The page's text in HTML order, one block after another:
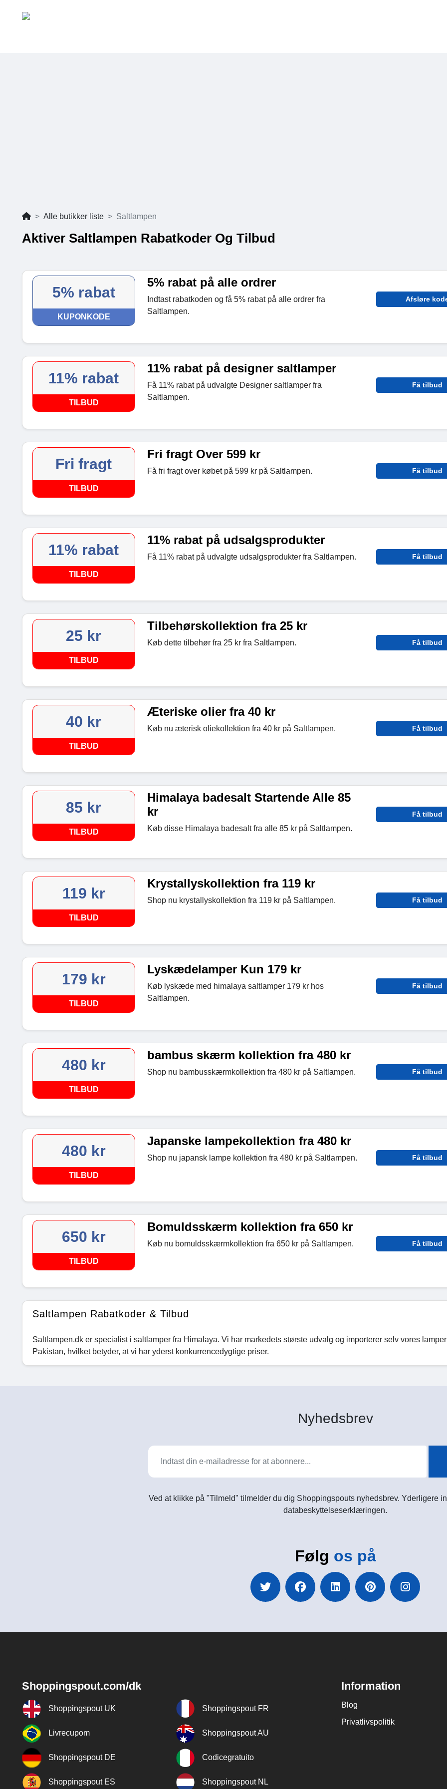
Alle butikker liste Saltlampen
Aktiver Saltlampen Rabatkoder Og Tilbud
5% rabat
KUPONKODE
5% rabat på alle ordrer
Indtast rabatkoden og få 5% rabat på alle ordrer fra
Saltlampen.
Afsløre
11% rabat
TILBUD
11% rabat på designer saltlamper
Få 11% rabat på udvalgte Designer saltlamper fra
Saltlampen.
Få tilbud
Fri fragt
TILBUD
Fri fragt Over 599 kr
Få fri fragt over købet på 599 kr på Saltlampen. Få tilbud
11% rabat
TILBUD
11% rabat på udsalgsprodukter
Få 11% rabat på udvalgte udsalgsprodukter fra Saltlampen. Få tilbud
25 kr
TILBUD
Tilbehørskollektion fra 25 kr
Køb dette tilbehør fra 25 kr fra Saltlampen. Få tilbud
40 kr
TILBUD
Æteriske olier fra 40 kr
Køb nu æterisk oliekollektion fra 40 kr på Saltlampen. Få tilbud
85 kr
TILBUD
Himalaya badesalt Startende Alle 85
kr
Køb disse Himalaya badesalt fra alle 85 kr på Saltlampen.
Få tilbud
119 kr
TILBUD
Krystallyskollektion fra 119 kr
Shop nu krystallyskollektion fra 119 kr på Saltlampen. Få tilbud
179 kr
TILBUD
Lyskædelamper Kun 179 kr
Køb lyskæde med himalaya saltlamper 179 kr hos
Saltlampen.
Få tilbud
480 kr
TILBUD
bambus skærm kollektion fra 480 kr
Shop nu bambusskærmkollektion fra 480 kr på Saltlampen. Få tilbud
480 kr
TILBUD
Japanske lampekollektion fra 480 kr
Shop nu japansk lampe kollektion fra 480 kr på Saltlampen. Få tilbud
650 kr
TILBUD
Bomuldsskærm kollektion fra 650 kr
Køb nu bomuldsskærmkollektion fra 650 kr på Saltlampen. Få tilbud
Saltlampen Rabatkoder & Tilbud
Saltlampen.dk er specialist i saltlamper fra Himalaya. Vi har markedets største udvalg og importerer selv vores
Pakistan, hvilket betyder, at vi har yderst konkurrencedygtige priser.
Nyhedsbrev
Ved at klikke på "Tilmeld" tilmelder du dig Shoppingspouts nyhedsbrev. Yderligere
databeskyttelseserklæringen.
Følg os på
Shoppingspout.com/dk
Shoppingspout UK Shoppingspout FR
Livrecupom Shoppingspout AU
Shoppingspout DE Codicegratuito
Shoppingspout ES Shoppingspout NL
Information
Blog
Privatlivspolitik